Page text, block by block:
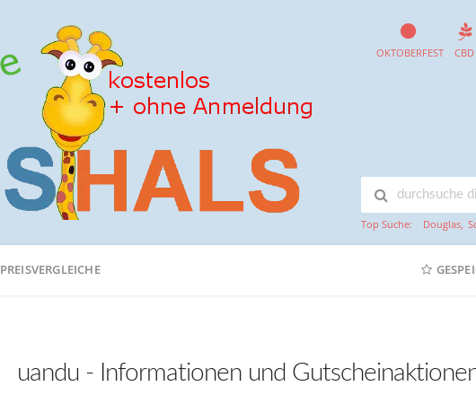
OKTOBERFEST CBD
Top Suche: Douglas,
PREISVERGLEICHE
uandu - Informationen und